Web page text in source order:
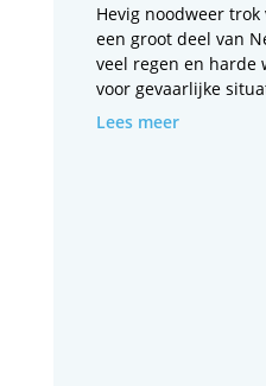
Hevig noodweer
een groot deel van
veel regen en harde
voor gevaarlijke
Lees meer